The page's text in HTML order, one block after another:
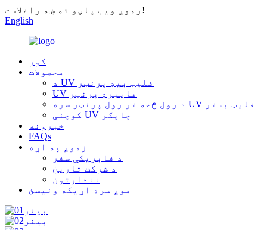
زموږ ویب پاڼو ته ښه راغلاست!
English
کور
محصولات
د UV فلیټ بیډ پرنټر
UV هایبرډ پرنټر
د رول څخه تر رول پرنټر سره UV فلیټ بستر
کوچنی UV چاپګر
خبرونه
FAQs
زموږ په اړه
د فابریکې سفر
د شرکت تاریخ
نندارتون
موږ سره اړیکه ونیسئ